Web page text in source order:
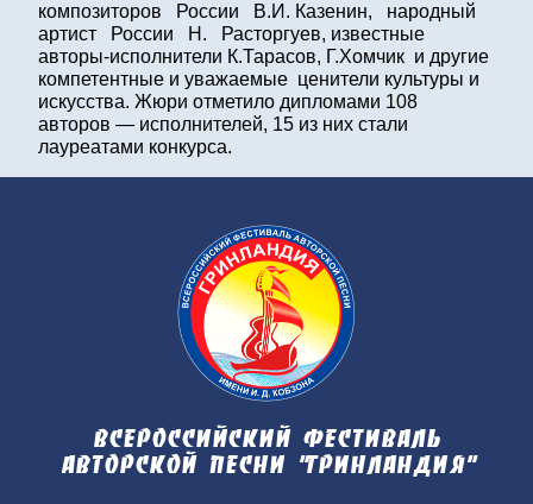
композиторов России В.И. Казенин, народный
артист России Н. Расторгуев, известные
авторы-исполнители К.Тарасов, Г.Хомчик и другие
компетентные и уважаемые ценители культуры и
искусства. Жюри отметило дипломами 108
авторов — исполнителей, 15 из них стали
лауреатами конкурса.
Всероссийский фестиваль
авторской песни "Гринландия"